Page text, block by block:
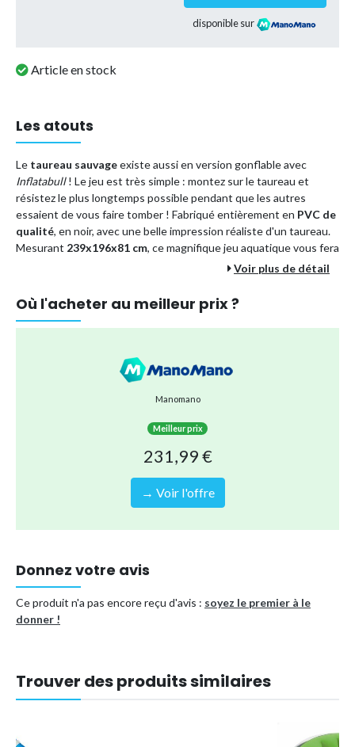
disponible sur
Article en stock
Les atouts
Le taureau sauvageexiste aussi en version gonflable avec
Inflatabull! Le jeu est très simple : montez sur le taureau et
résistez le plus longtemps possible pendant que les autres
essaient de vous faire tomber ! Fabriqué entièrement en PVC de
qualité, en noir, avec une belle impression réaliste d'un taureau.
Mesurant 239x196x81 cm, ce magnifique jeu aquatique vous fera
passer des heures de plaisir avec vos amis. Saurez-vous résister à
Spécifications du produit :
Dimensions : 239 x 196 x 81 cm
Couleur : Noir avec impression de taureau
Assemblage requis : Oui
1 x Inflatabull gonflable Raging Bull Game
Matelas gonflable
Référence (EAN)
8022044579559
Voir plus de détail
Où l'acheter au meilleur prix ?
Manomano
Meilleur prix
231,99 €
→ Voir l'offre
Donnez votre avis
Ce produit n'a pas encore reçu d'avis : soyez le premier à le
donner !
Trouver des produits similaires